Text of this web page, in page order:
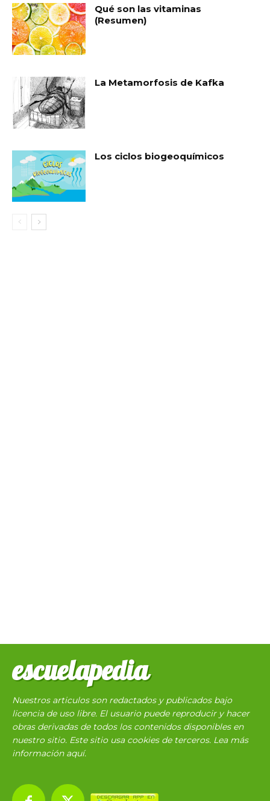
Qué son las vitaminas
(Resumen)
La Metamorfosis de Kafka
Los ciclos biogeoquímicos
escuelapedia
Nuestros articulos son redactados y publicados bajo
licencia de uso libre. El usuario puede reproducir y hacer
obras derivadas de todos los contenidos disponibles en
nuestro sitio. Este sitio usa cookies de terceros. Lea más
información aquí.